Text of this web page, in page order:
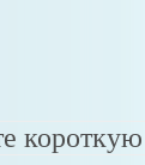
короткую